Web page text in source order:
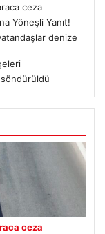
ceza
Yöneşli Yanıt!
denize
söndürüldü
ceza